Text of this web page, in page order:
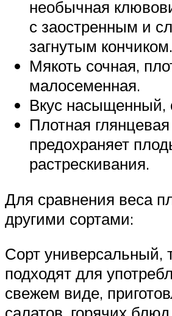
необычная
с заостренным и
загнутым кончиком.
Мякоть сочная,
малосеменная.
Вкус насыщенный,
Плотная
предохраняет
растрескивания.
Для сравнения веса
другими сортами:
Сорт универсальный,
подходят для
свежем виде,